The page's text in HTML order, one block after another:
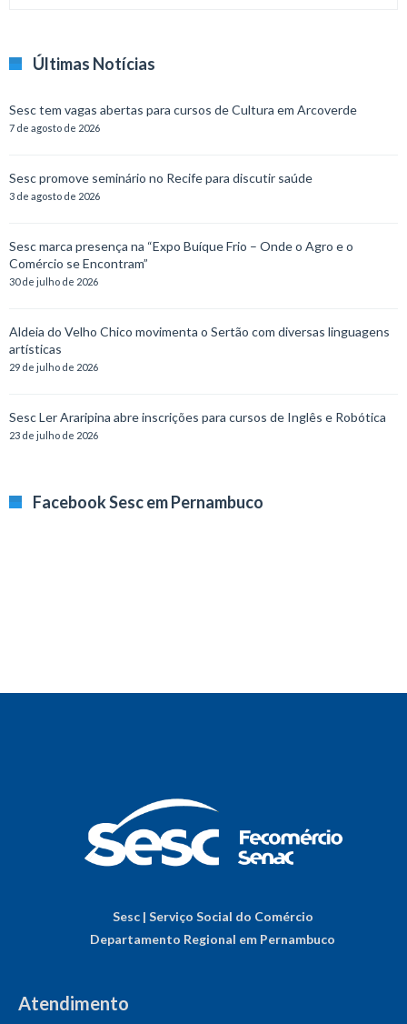
Últimas Notícias
Sesc tem vagas abertas para cursos de Cultura em Arcoverde
7 de agosto de 2026
Sesc promove seminário no Recife para discutir saúde
3 de agosto de 2026
Sesc marca presença na “Expo Buíque Frio – Onde o Agro e o
Comércio se Encontram”
30 de julho de 2026
Aldeia do Velho Chico movimenta o Sertão com diversas linguagens
artísticas
29 de julho de 2026
Sesc Ler Araripina abre inscrições para cursos de Inglês e Robótica
23 de julho de 2026
Facebook Sesc em Pernambuco
Sesc | Serviço Social do Comércio
Departamento Regional em Pernambuco
Atendimento